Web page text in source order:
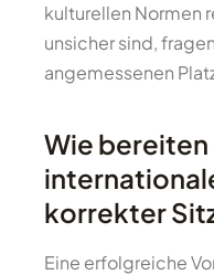
kulturellen Normen
unsicher sind,
angemessenen
Wie bereiten
korrekter
Eine erfolgreiche